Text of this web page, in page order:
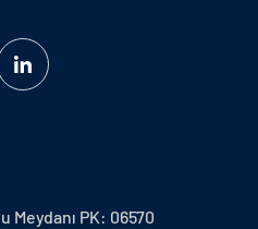
Meydanı PK: 06570